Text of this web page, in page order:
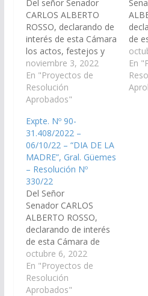
Del señor Senador
CARLOS ALBERTO
ROSSO, declarando de
interés de esta Cámara
los actos, festejos y
actividades en el
marco de
conmemorarse el “Día
de la Tradición”, que se
noviembre de cada
año, fecha elegida
para celebrar el
nacimiento del poeta
argentino José
Hernández, autor de…
noviembre 3, 2022
En "Proyectos de
Resolución
Aprobados"
de
en
En
Expte. Nº 90-
31.408/2022 –
06/10/22 – “DIA DE LA
MADRE”, Gral. Güemes
– Resolución Nº
330/22
Del Señor
Senador CARLOS
ALBERTO ROSSO,
declarando de interés
de esta Cámara de
Senadores, las actos,
festejos y actividades
en el marco de
conmemorarse el “DIA
octubre 6, 2022
En "Proyectos de
Resolución
Aprobados"